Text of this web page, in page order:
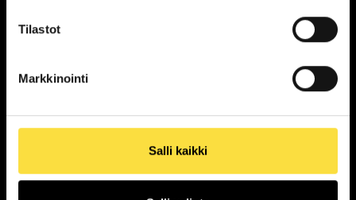
Tilastot
Markkinointi
Salli kaikki
Kotipizza